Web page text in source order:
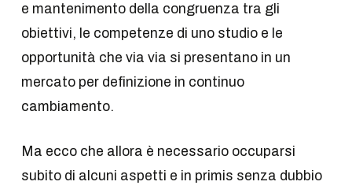
e mantenimento della congruenza tra gli
obiettivi, le competenze di uno studio e le
opportunità che via via si presentano in un
mercato per definizione in continuo
cambiamento.
Ma ecco che allora è necessario occuparsi
subito di alcuni aspetti e in primis senza dubbio